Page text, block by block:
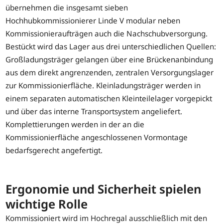
übernehmen die insgesamt sieben
Hochhubkommissionierer Linde V modular neben
Kommissionieraufträgen auch die Nachschubversorgung.
Bestückt wird das Lager aus drei unterschiedlichen Quellen:
Großladungsträger gelangen über eine Brückenanbindung
aus dem direkt angrenzenden, zentralen Versorgungslager
zur Kommissionierfläche. Kleinladungsträger werden in
einem separaten automatischen Kleinteilelager vorgepickt
und über das interne Transportsystem angeliefert.
Komplettierungen werden in der an die
Kommissionierfläche angeschlossenen Vormontage
bedarfsgerecht angefertigt.
Ergonomie und Sicherheit spielen
wichtige Rolle
Kommissioniert wird im Hochregal ausschließlich mit den